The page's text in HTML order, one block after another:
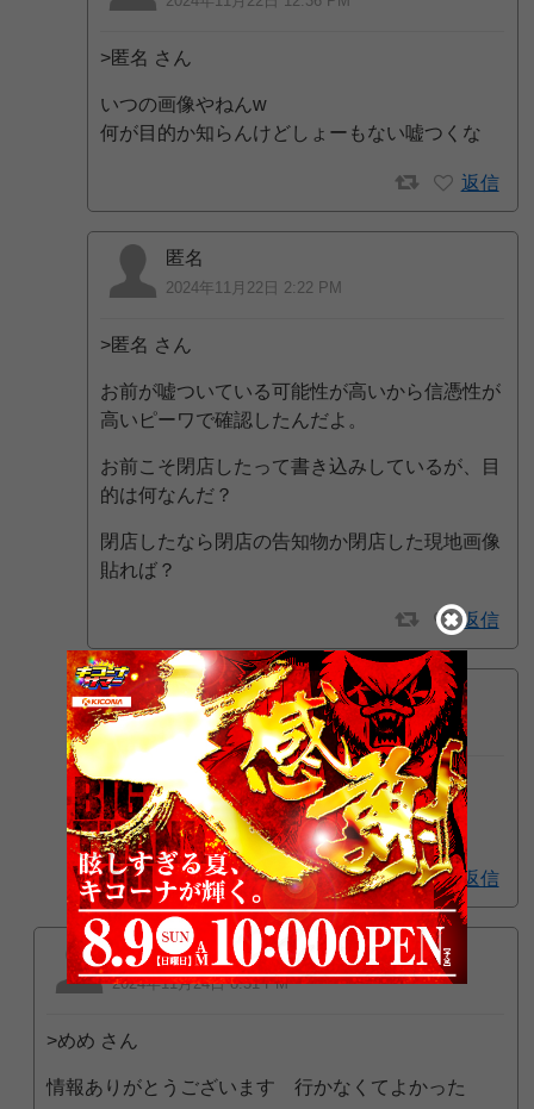
>匿名 さん
いつの画像やねんw
何が目的か知らんけどしょーもない嘘つくな
返信
匿名
2024年11月22日 2:22 PM
>匿名 さん
お前が嘘ついている可能性が高いから信憑性が
高いピーワで確認したんだよ。
お前こそ閉店したって書き込みしているが、目
的は何なんだ？
閉店したなら閉店の告知物か閉店した現地画像
貼れば？
返信
ぽぷて
2024年11月24日 8:36 PM
>匿名 さん
全部読んだけどお前が悪いわ
1 返信
匿名
2024年11月24日 8:51 PM
>めめ さん
情報ありがとうございます 行かなくてよかった